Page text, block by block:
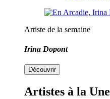
Artiste de la semaine
Irina Dopont
Découvrir
Artistes à la Une